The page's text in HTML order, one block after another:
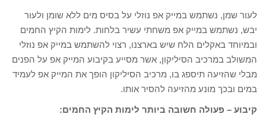
לעור שמן, נשתמש במייק אפ נוזלי על בסיס מים ללא שומן ולעור
יבש, נשתמש במייק אפ משחתי עשיר בלחות. לימות הקיץ החמים
ובמיוחד באקלים הלח שיש בארצנו, רצוי להשתמש במייק אפ נוזלי
המשולב במרכיב הסיליקון, אשר מסייע בקיבוע המייק אפ על הפנים
מבלי שהזיעה תיספג בו, מרכיב הסיליקון הופך את המייק אפ לעמיד
במים ובכך מונע מהזיעה להסיר אותו.
קיבוע – פעולה חשובה ביותר לימות הקיץ החמים: